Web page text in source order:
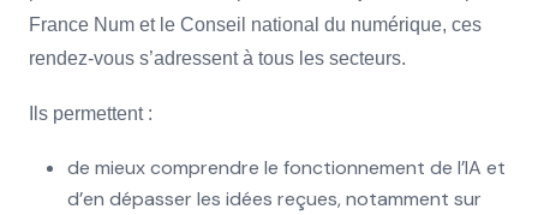
France Num et le Conseil national du numérique, ces
rendez-vous s’adressent à tous les secteurs.
Ils permettent :
de mieux comprendre le fonctionnement de l’IA et
d’en dépasser les idées reçues, notamment sur